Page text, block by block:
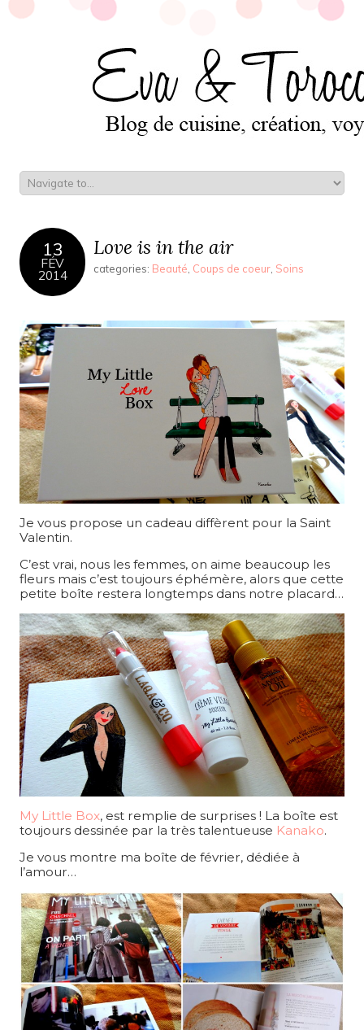
13
FÉV
2014
Love is in the air
categories: Beauté Coups de coeur Soins
Je vous propose un cadeau diffèrent pour la Saint
Valentin.
C’est vrai, nous les femmes, on aime beaucoup les
fleurs mais c’est toujours éphémère, alors que cette
petite boîte restera longtemps dans notre placard…
My Little Box, est remplie de surprises ! La boîte est
toujours dessinée par la très talentueuse Kanako.
Je vous montre ma boîte de février, dédiée à
l’amour…